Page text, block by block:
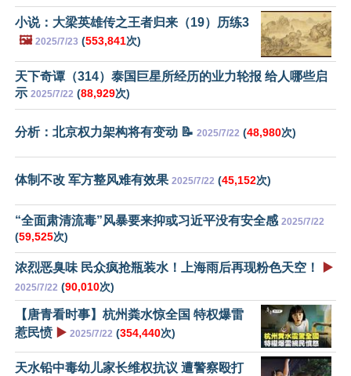
小说：大梁英雄传之王者归来（19）历练3
🖼️ 2025/7/23 (553,841次)
天下奇谭（314）泰国巨星所经历的业力轮报 给人哪些启
示 2025/7/22 (88,929次)
分析：北京权力架构将有变动 📝 2025/7/22 (48,980次)
体制不改 军方整风难有效果 2025/7/22 (45,152次)
“全面肃清流毒”风暴要来抑或习近平没有安全感 2025/7/22
(59,525次)
浓烈恶臭味 民众疯抢瓶装水！上海雨后再现粉色天空！ ▶️
2025/7/22 (90,010次)
【唐青看时事】杭州粪水惊全国 特权爆雷
惹民愤 ▶️ 2025/7/22 (354,440次)
天水铅中毒幼儿家长维权抗议 遭警察殴打